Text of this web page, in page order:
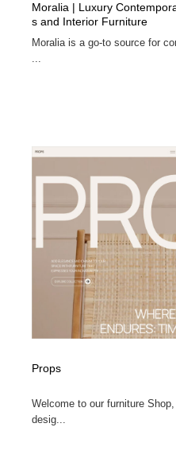
Moralia | Luxury
s and Interior Furniture
Moralia is a go-to source for
Props
Welcome to our furniture
desig...